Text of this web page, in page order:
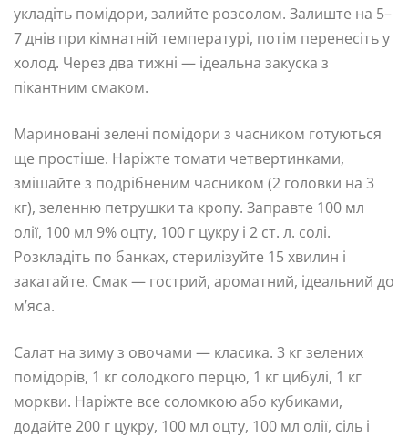
укладіть помідори, залийте розсолом. Залиште на 5–
7 днів при кімнатній температурі, потім перенесіть у
холод. Через два тижні — ідеальна закуска з
пікантним смаком.
Мариновані зелені помідори з часником готуються
ще простіше. Наріжте томати четвертинками,
змішайте з подрібненим часником (2 головки на 3
кг), зеленню петрушки та кропу. Заправте 100 мл
олії, 100 мл 9% оцту, 100 г цукру і 2 ст. л. солі.
Розкладіть по банках, стерилізуйте 15 хвилин і
закатайте. Смак — гострий, ароматний, ідеальний до
м’яса.
Салат на зиму з овочами — класика. 3 кг зелених
помідорів, 1 кг солодкого перцю, 1 кг цибулі, 1 кг
моркви. Наріжте все соломкою або кубиками,
додайте 200 г цукру, 100 мл оцту, 100 мл олії, сіль і